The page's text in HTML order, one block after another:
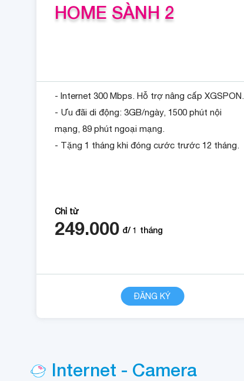
HOME SÀNH 2
- Internet 300 Mbps. Hỗ trợ nâng cấp XGSPON.
- Ưu đãi di động: 3GB/ngày, 1500 phút nội
mạng, 89 phút ngoại mạng.
- Tặng 1 tháng khi đóng cước trước 12 tháng.
Chỉ từ
249.000 đ/1 tháng
ĐĂNG KÝ
CHI TIẾT
Internet - Camera